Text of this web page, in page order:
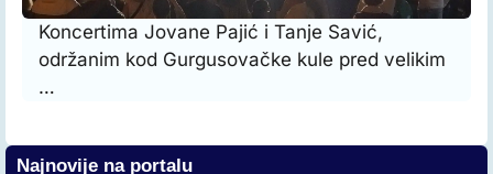
Koncertima Jovane Pajić i Tanje Savić,
održanim kod Gurgusovačke kule pred velikim
…
Najnovije na portalu